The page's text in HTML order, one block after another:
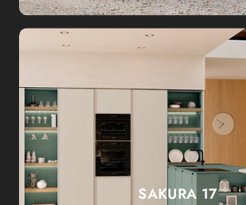
SAKURA 17